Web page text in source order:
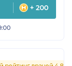
+ 200